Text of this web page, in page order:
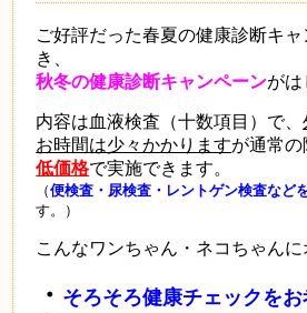
ご好評だった春夏の健康診断キ
き、
秋冬の健康診断キャンペーンがは
内容は血液検査（十数項目）で、
お時間は少々かかりますが通常の
低価格で実施できます。
（便検査・尿検査・レントゲン検査など
す。）
こんなワンちゃん・ネコちゃんに
・ そろそろ健康チェックを